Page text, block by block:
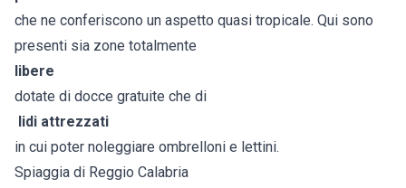
che ne conferiscono un aspetto quasi tropicale. Qui sono
presenti sia zone totalmente
libere
dotate di docce gratuite che di
lidi attrezzati
in cui poter noleggiare ombrelloni e lettini.
Spiaggia di Reggio Calabria